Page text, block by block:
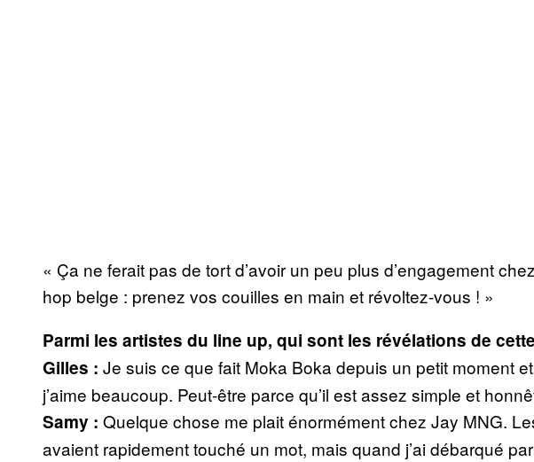
« Ça ne ferait pas de tort d’avoir un peu plus d’engagement
hop belge : prenez vos couilles en main et révoltez-vous ! »
Parmi les artistes du line up, qui sont les révélations de
Gilles : Je suis ce que fait Moka Boka depuis un petit moment
j’aime beaucoup. Peut-être parce qu’il est assez simple et
Samy : Quelque chose me plait énormément chez Jay MNG.
avaient rapidement touché un mot, mais quand j’ai débarqué